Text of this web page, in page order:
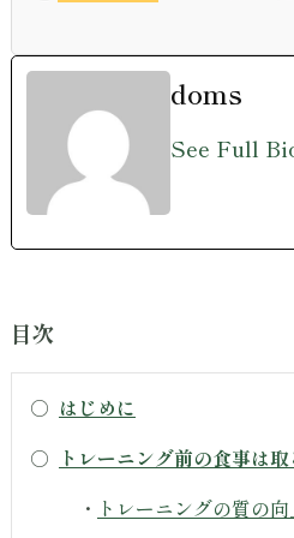
doms
See Full
目次
○ はじめに
○ トレーニング前の食事は
・ トレーニングの質の向